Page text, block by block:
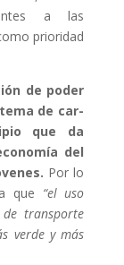
a las
prioridad
de poder
de car-
que da
del
Por lo
que “el uso
transporte
verde y más